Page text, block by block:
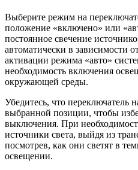
Выберите режим на
положение «включено» или
постоянное свечение
автоматически в зависимости
активации режима «авто»
необходимость включения
окружающей среды.
Убедитесь, что переключатель
выбранной позиции, чтобы
выключения. При
источники света, выйдя из
посмотрев, как они светят в
освещении.